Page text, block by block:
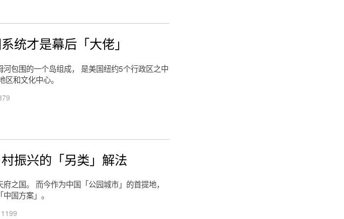
统才是幕后「大佬」
包围的一个岛组成， 是美国纽约5个行政区之中
和文化中心。
振兴的「另类」解法
之国。 而今作为中国「公园城市」的首提地，
国方案」。